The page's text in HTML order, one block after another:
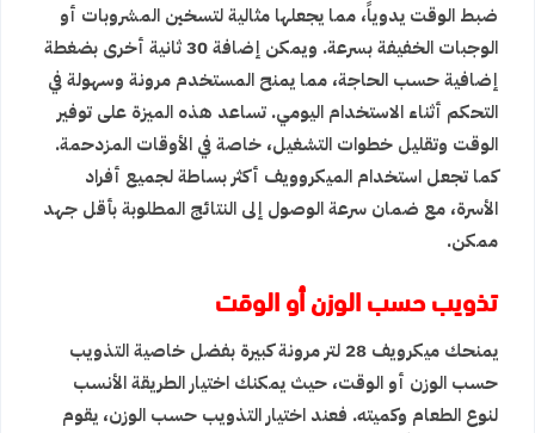
ضبط الوقت يدوياً، مما يجعلها مثالية لتسخين المشروبات أو
الوجبات الخفيفة بسرعة. ويمكن إضافة 30 ثانية أخرى بضغطة
إضافية حسب الحاجة، مما يمنح المستخدم مرونة وسهولة في
التحكم أثناء الاستخدام اليومي. تساعد هذه الميزة على توفير
الوقت وتقليل خطوات التشغيل، خاصة في الأوقات المزدحمة.
كما تجعل استخدام الميكروويف أكثر بساطة لجميع أفراد
الأسرة، مع ضمان سرعة الوصول إلى النتائج المطلوبة بأقل جهد
ممكن.
تذويب حسب الوزن أو الوقت
يمنحك ميكرويف 28 لتر مرونة كبيرة بفضل خاصية التذويب
حسب الوزن أو الوقت، حيث يمكنك اختيار الطريقة الأنسب
لنوع الطعام وكميته. فعند اختيار التذويب حسب الوزن، يقوم